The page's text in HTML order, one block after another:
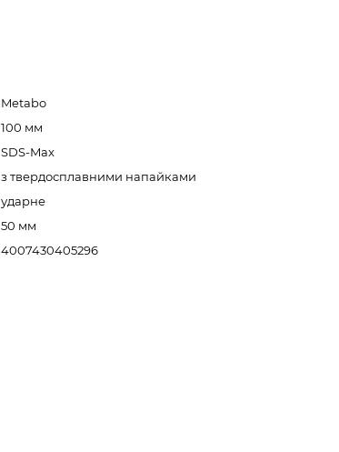
Metabo
100 мм
SDS-Max
з твердосплавними напайками
ударне
50 мм
4007430405296